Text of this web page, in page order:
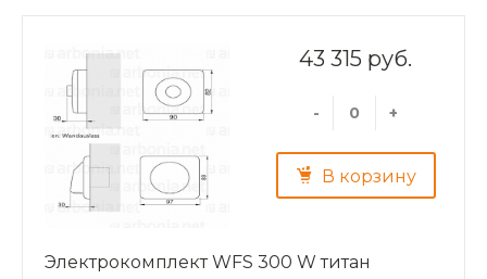
43 315 руб.
- +
В корзину
Электрокомплект WFS 300 W титан